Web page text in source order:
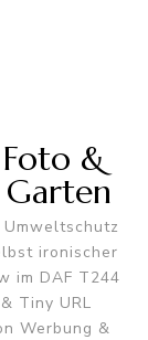
&
ironischer
im DAF T244
Tiny URL
Werbung &